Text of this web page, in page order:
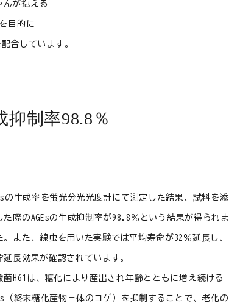
んが抱える
目的に
合しています。
抑制率98.8％
の生成率を蛍光分光光度計にて測定した結果、試料を添
た際のAGEsの生成抑制率が98.8％という結果が得られま
。また、線虫を用いた実験では平均寿命が32％延長し、
延長効果が確認されています。
菌H61は、糖化により産出され年齢とともに増え続ける
（終末糖化産物＝体のコゲ）を抑制することで、老化の